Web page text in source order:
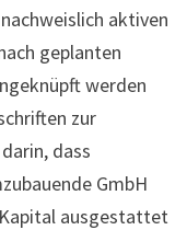
aktiven
geplanten
werden
zur
dass
GmbH
ausgestattet